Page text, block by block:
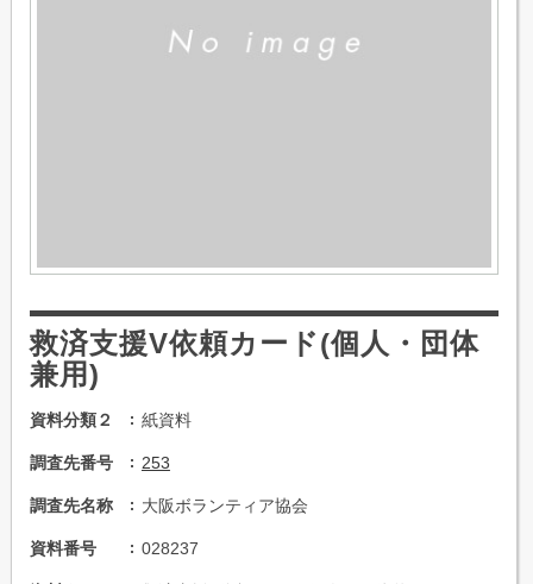
救済支援V依頼カード(個人・団体
兼用)
資料分類２ 紙資料
調査先番号 253
調査先名称 大阪ボランティア協会
資料番号 028237